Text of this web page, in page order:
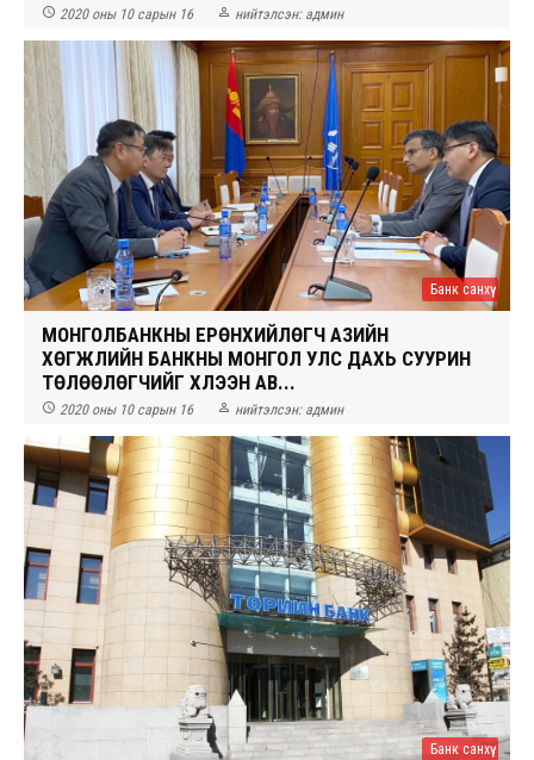
 2020 оны 10 сарын 16  нийтэлсэн: админ
Банк санхүү
МОНГОЛБАНКНЫ ЕРӨНХИЙЛӨГЧ АЗИЙН
ХӨГЖЛИЙН БАНКНЫ МОНГОЛ УЛС ДАХЬ СУУРИН
ТӨЛӨӨЛӨГЧИЙГ ХҮЛЭЭН АВ...
 2020 оны 10 сарын 16  нийтэлсэн: админ
Банк санхүү